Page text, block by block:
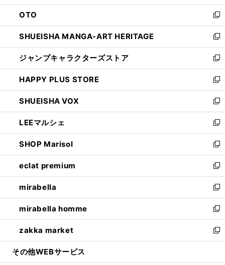
ウ
で
開
く
ン
ド
ウ
で
開
く
OTO
新
し
い
ウ
ィ
ン
ド
ウ
で
開
く
SHUEISHA MANGA-ART HERITAGE
新
し
い
ウ
ィ
ン
ド
ウ
で
開
く
ジャンプキャラクターズストア
新
し
い
ウ
ィ
ン
ド
ウ
で
開
く
HAPPY PLUS STORE
新
し
い
ウ
ィ
ン
ド
ウ
で
開
く
SHUEISHA VOX
新
し
い
ウ
ィ
ン
ド
ウ
で
開
く
LEEマルシェ
新
し
い
ウ
ィ
ン
ド
ウ
で
開
く
SHOP Marisol
新
し
い
ウ
ィ
ン
ド
ウ
で
開
eclat premium
新
し
い
ウ
ィ
ン
ド
ウ
開
mirabella
新
し
い
ウ
ィ
ン
ウ
mirabella homme
新
し
い
ウ
zakka market
新
し
その他WEBサービス